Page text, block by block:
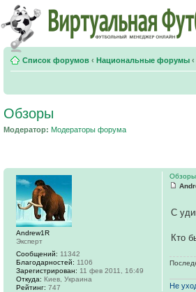
Список форумов ‹ Национальные форумы ‹
Обзоры
Модератор: Модераторы форума
Обзоры
С
Кто
Не
Andrew1R
Эксперт
Сообщений: 11342
Благодарностей: 1106
Зарегистрирован: 11 фев 2011, 16:49
Откуда: Киев, Украина
Рейтинг: 747